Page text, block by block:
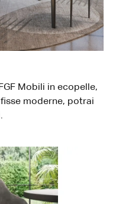
Mobili in ecopelle,
moderne, potrai